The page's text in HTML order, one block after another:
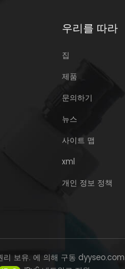
우리를 따라
집
제품
문의하기
뉴스
사이트 맵
xml
개인 정보 정책
보유. 에 의해 구동 dyyseo.com